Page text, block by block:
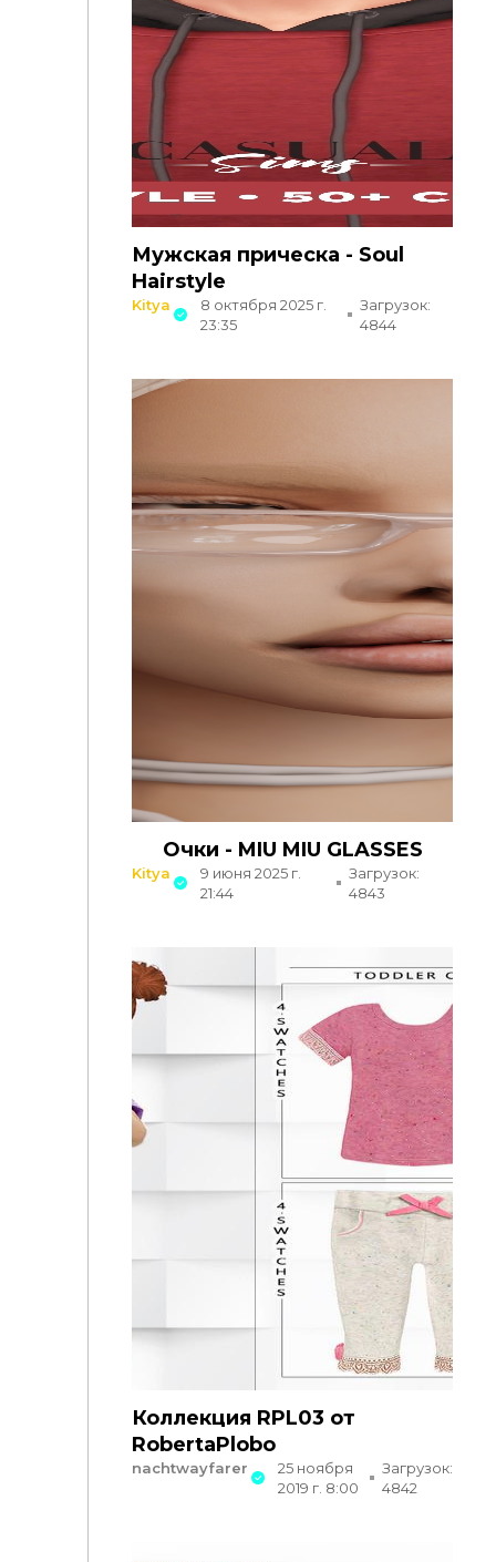
Мужская прическа - Soul
Hairstyle
Kitya
8 октября 2025 г.
23:35
Загрузок:
4844
Очки - MIU MIU GLASSES
Kitya
9 июня 2025 г.
21:44
Загрузок:
4843
Коллекция RPL03 от
RobertaPlobo
nachtwayfarer
25 ноября
2019 г. 8:00
Загрузок:
4842